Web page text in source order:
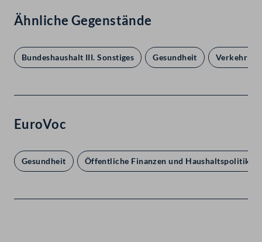
Ähnliche Gegenstände
Bundeshaushalt III. Sonstiges Gesundheit Verkehr V.
EuroVoc
Gesundheit Öffentliche Finanzen und Haushaltspolitik